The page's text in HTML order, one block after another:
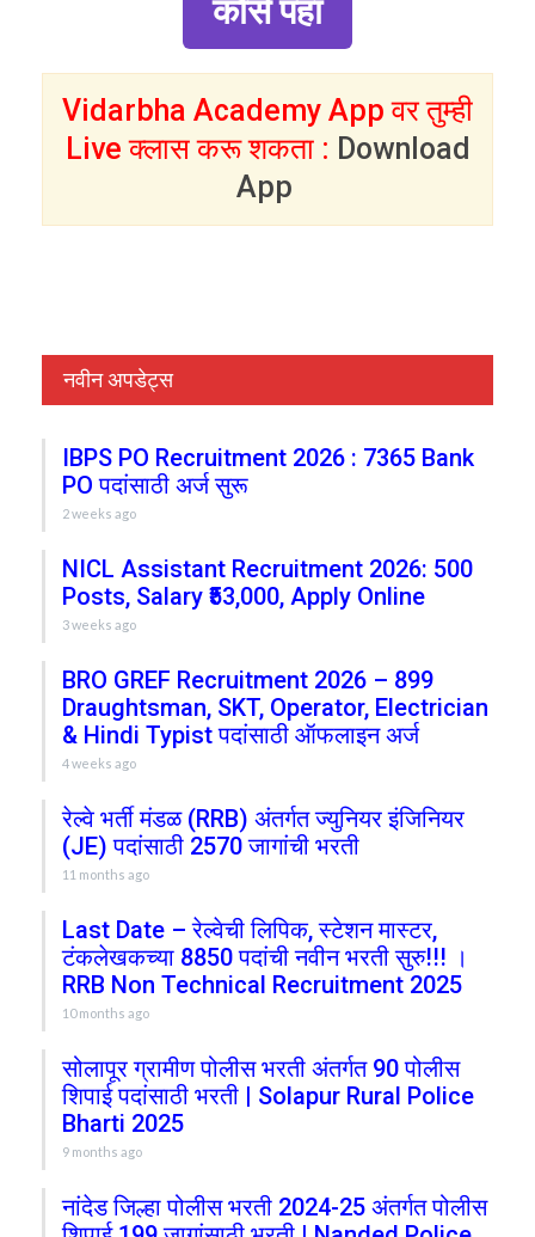
कोर्स पहा
Vidarbha Academy App वर तुम्ही
Live क्लास करू शकता : Download
App
नवीन अपडेट्स
IBPS PO Recruitment 2026 : 7365 Bank
PO पदांसाठी अर्ज सुरू
2 weeks ago
NICL Assistant Recruitment 2026: 500
Posts, Salary ₹53,000, Apply Online
3 weeks ago
BRO GREF Recruitment 2026 – 899
Draughtsman, SKT, Operator, Electrician
& Hindi Typist पदांसाठी ऑफलाइन अर्ज
4 weeks ago
रेल्वे भर्ती मंडळ (RRB) अंतर्गत ज्युनियर इंजिनियर
(JE) पदांसाठी 2570 जागांची भरती
11 months ago
Last Date – रेल्वेची लिपिक, स्टेशन मास्टर,
टंकलेखकच्या 8850 पदांची नवीन भरती सुरु!!! ।
RRB Non Technical Recruitment 2025
10 months ago
सोलापूर ग्रामीण पोलीस भरती अंतर्गत 90 पोलीस
शिपाई पदांसाठी भरती | Solapur Rural Police
Bharti 2025
9 months ago
नांदेड जिल्हा पोलीस भरती 2024-25 अंतर्गत पोलीस